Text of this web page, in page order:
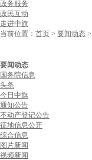
政务服务
政民互动
走进中旗
当前位置： 首页 > 要闻动态 >
要闻动态
国务院信息
头条
今日中旗
通知公告
不动产登记公告
征地信息公开
综合信息
图片新闻
视频新闻